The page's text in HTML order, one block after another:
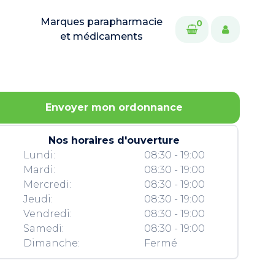
Marques parapharmacie
et médicaments
0
Envoyer mon ordonnance
Nos horaires d'ouverture
Lundi:
Mardi:
Mercredi:
Jeudi:
Vendredi:
Samedi:
Dimanche:
08:30 - 19:00
08:30 - 19:00
08:30 - 19:00
08:30 - 19:00
08:30 - 19:00
08:30 - 19:00
Fermé